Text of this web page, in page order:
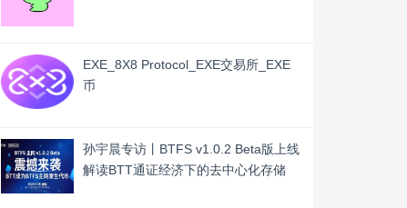
EXE_8X8 Protocol_EXE交易所_EXE
币
孙宇晨专访丨BTFS v1.0.2 Beta版上线
解读BTT通证经济下的去中心化存储